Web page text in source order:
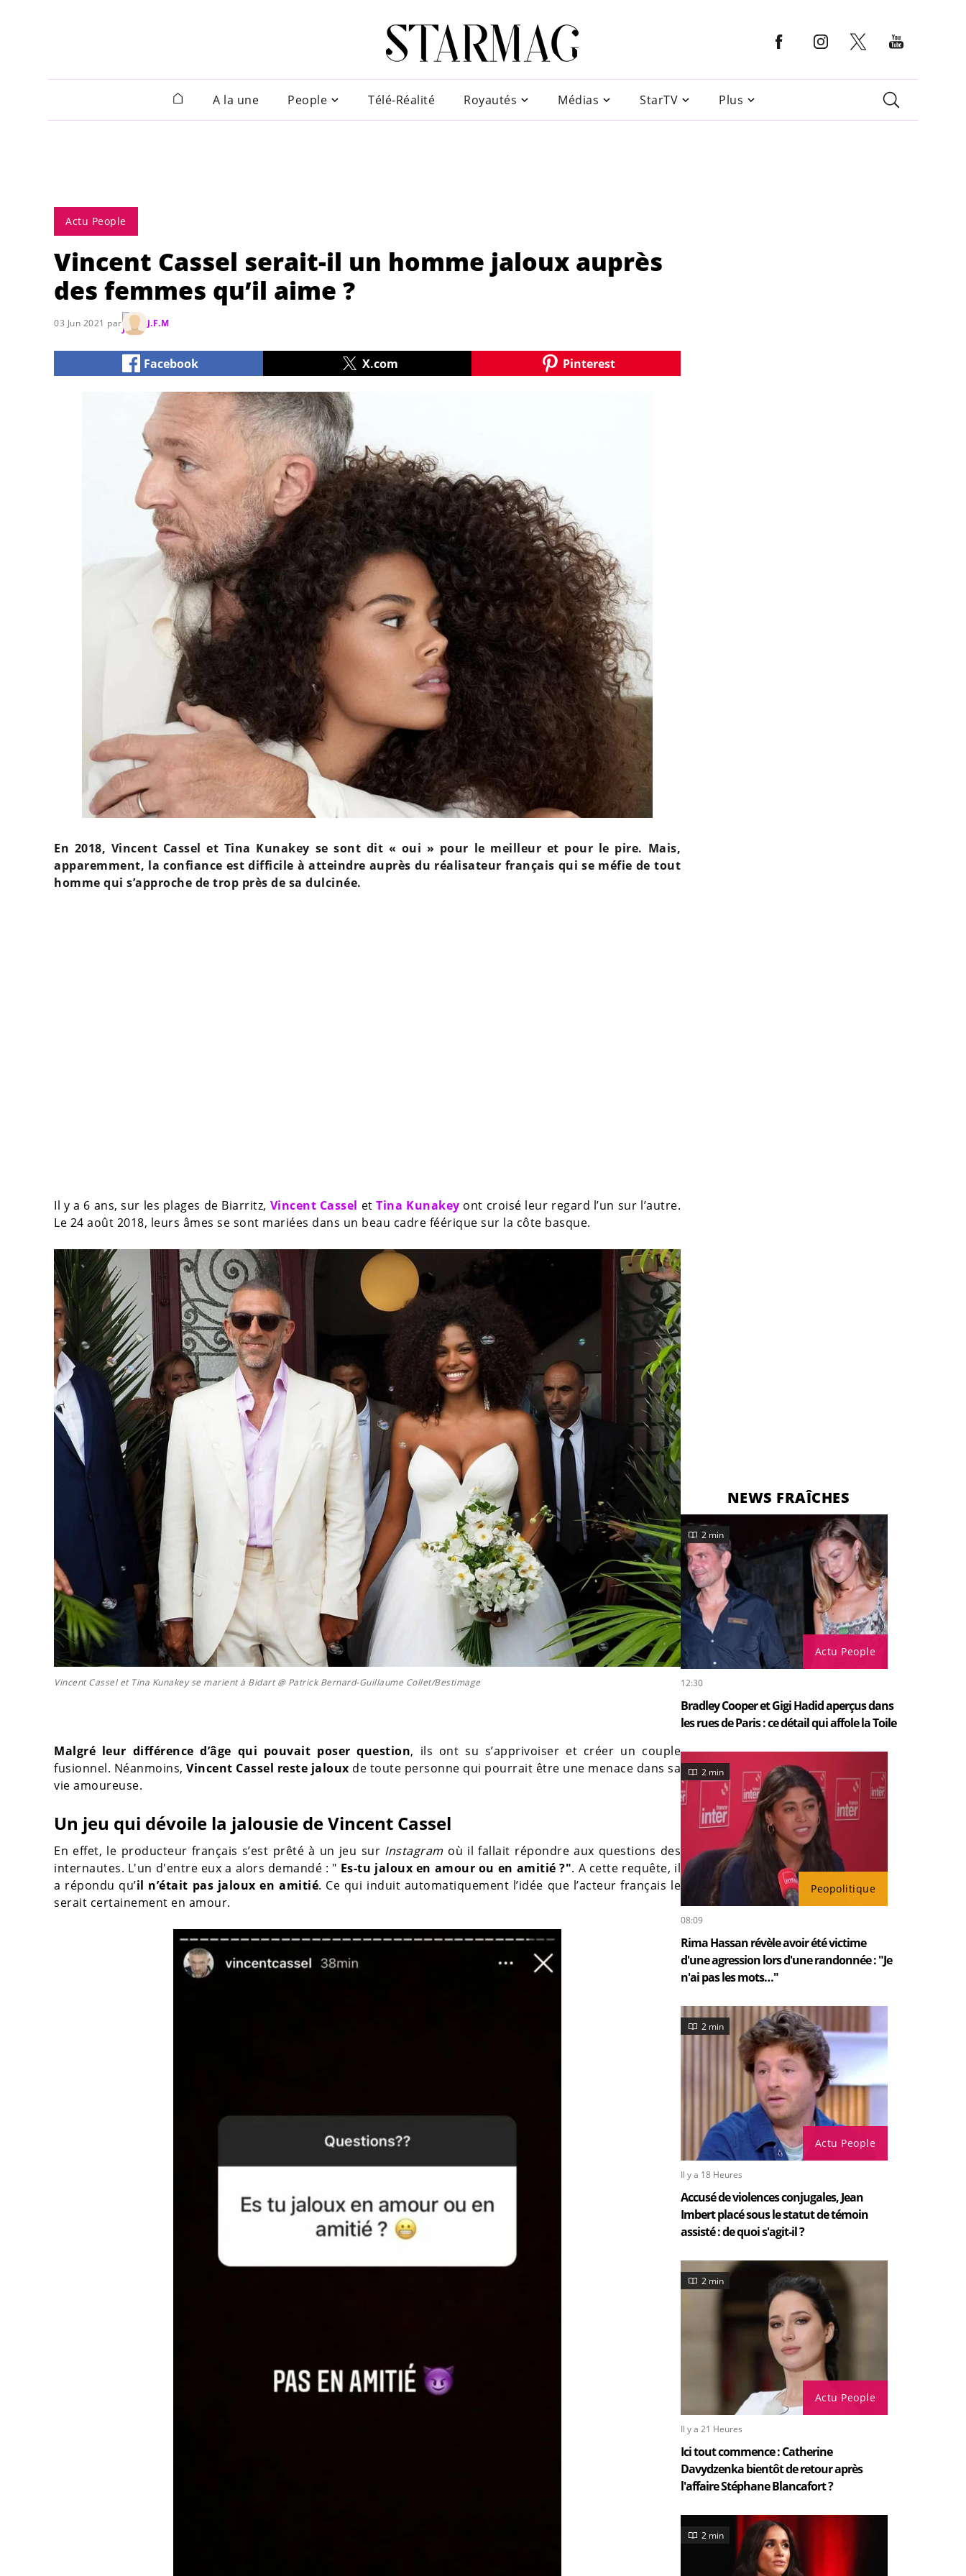
A la une People Télé-Réalité Royautés Médias StarTV Plus
Actu People
Vincent Cassel serait-il un homme jaloux auprès
des femmes qu’il aime ?
03 Jun 2021 par J.F.M
Facebook X.com Pinterest
En 2018, Vincent Cassel et Tina Kunakey se sont dit « oui » pour le meilleur et pour le pire. Mais,
apparemment, la confiance est difficile à atteindre auprès du réalisateur français qui se méfie de tout
homme qui s’approche de trop près de sa dulcinée.
Il y a 6 ans, sur les plages de Biarritz, Vincent Cassel etTina Kunakey ont croisé leur regard l’un sur l’autre.
Le 24 août 2018, leurs âmes se sont mariées dans un beau cadre féérique sur la côte basque.
Vincent Cassel et Tina Kunakey se marient à Bidart @ Patrick Bernard-Guillaume Collet/Bestimage
Malgré leur différence d’âge qui pouvait poser question, ils ont su s’apprivoiser et créer un couple
fusionnel. Néanmoins, Vincent Cassel reste jaloux de toute personne qui pourrait être une menace dans sa
vie amoureuse.
Un jeu qui dévoile la jalousie de Vincent Cassel
En effet, le producteur français s’est prêté à un jeu sur Instagramoù il fallait répondre aux questions des
internautes. L'un d'entre eux a alors demandé : " Es-tu jaloux en amour ou en amitié ?". A cette requête, il
a répondu qu’il n’était pas jaloux en amitié. Ce qui induit automatiquement l’idée que l’acteur français le
serait certainement en amour.
NEWS FRAÎCHES
Actu People
2 min
12:30
Bradley Cooper et Gigi Hadid aperçus dans
les rues de Paris : ce détail qui affole la Toile
Peopolitique
2 min
08:09
Rima Hassan révèle avoir été victime
d'une agression lors d'une randonnée : "Je
n'ai pas les mots…"
Actu People
2 min
Il y a 18 Heures
Accusé de violences conjugales, Jean
Imbert placé sous le statut de témoin
assisté : de quoi s'agit-il ?
Actu People
2 min
Il y a 21 Heures
Ici tout commence : Catherine
Davydzenka bientôt de retour après
l'affaire Stéphane Blancafort ?
2 min